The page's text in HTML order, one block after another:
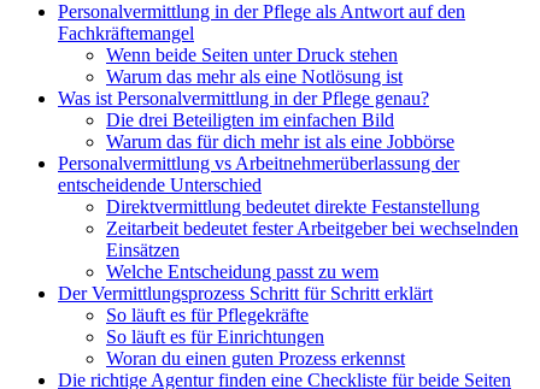
Personalvermittlung in der Pflege als Antwort auf den
Fachkräftemangel
Wenn beide Seiten unter Druck stehen
Warum das mehr als eine Notlösung ist
Was ist Personalvermittlung in der Pflege genau?
Die drei Beteiligten im einfachen Bild
Warum das für dich mehr ist als eine Jobbörse
Personalvermittlung vs Arbeitnehmerüberlassung der
entscheidende Unterschied
Direktvermittlung bedeutet direkte Festanstellung
Zeitarbeit bedeutet fester Arbeitgeber bei wechselnden
Einsätzen
Welche Entscheidung passt zu wem
Der Vermittlungsprozess Schritt für Schritt erklärt
So läuft es für Pflegekräfte
So läuft es für Einrichtungen
Woran du einen guten Prozess erkennst
Die richtige Agentur finden eine Checkliste für beide Seiten